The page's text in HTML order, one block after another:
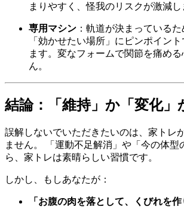
まりやすく、怪我のリスクが激減し
専用マシン ：軌道が決まっている
「効かせたい場所」にピンポイン
ます。変なフォームで関節を痛め
ん。
結論：「維持」か「変化」
誤解しないでいただきたいのは、家トレ
ません。 「運動不足解消」や「今の体型
ら、家トレは素晴らしい習慣です。
しかし、もしあなたが：
「お腹の肉を落として、くびれを作